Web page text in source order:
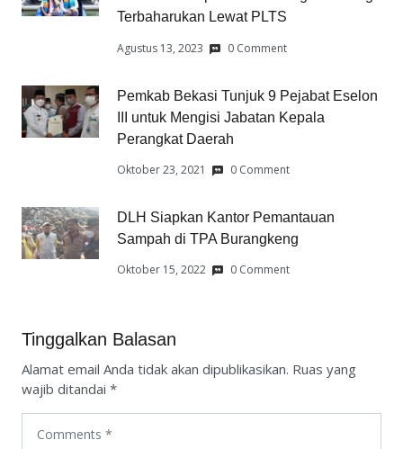
Terbaharukan Lewat PLTS
Agustus 13, 2023 0 Comment
Pemkab Bekasi Tunjuk 9 Pejabat Eselon
III untuk Mengisi Jabatan Kepala
Perangkat Daerah
Oktober 23, 2021 0 Comment
DLH Siapkan Kantor Pemantauan
Sampah di TPA Burangkeng
Oktober 15, 2022 0 Comment
Tinggalkan Balasan
Alamat email Anda tidak akan dipublikasikan. Ruas yang
wajib ditandai *